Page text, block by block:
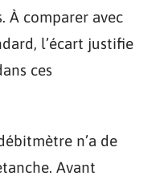
À comparer avec
l’écart justifie
ces
n’a de
Avant